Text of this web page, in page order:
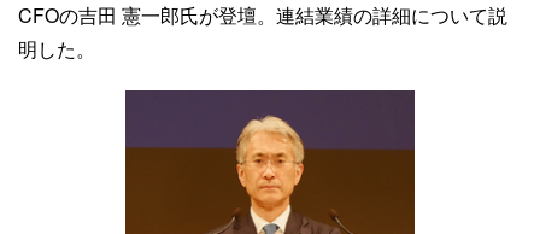
CFOの吉田 憲一郎氏が登壇。連結業績の詳細について説
明した。